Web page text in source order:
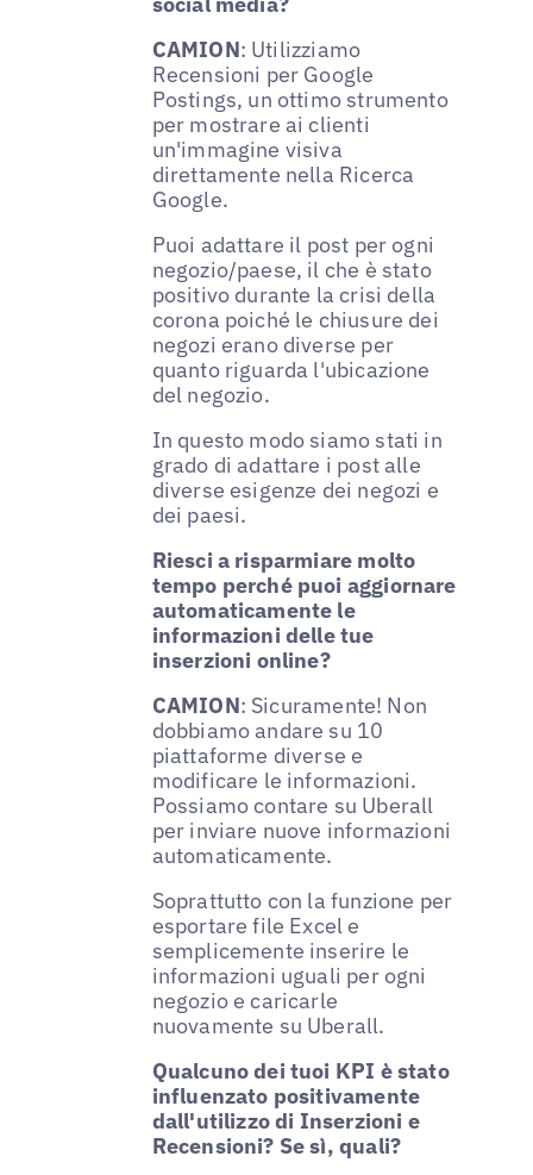
CAMION: Utilizziamo
Recensioni per Google
Postings, un ottimo strumento
per mostrare ai clienti
un'immagine visiva
direttamente nella Ricerca
Google.
Puoi adattare il post per ogni
negozio/paese, il che è stato
positivo durante la crisi della
corona poiché le chiusure dei
negozi erano diverse per
quanto riguarda l'ubicazione
del negozio.
In questo modo siamo stati in
grado di adattare i post alle
diverse esigenze dei negozi e
dei paesi.
Riesci a risparmiare molto
tempo perché puoi aggiornare
automaticamente le
informazioni delle tue
inserzioni online?
CAMION: Sicuramente! Non
dobbiamo andare su 10
piattaforme diverse e
modificare le informazioni.
Possiamo contare su Uberall
per inviare nuove informazioni
automaticamente.
Soprattutto con la funzione per
esportare file Excel e
semplicemente inserire le
informazioni uguali per ogni
negozio e caricarle
nuovamente su Uberall.
Qualcuno dei tuoi KPI è stato
influenzato positivamente
dall'utilizzo di Inserzioni e
Recensioni? Se sì, quali?